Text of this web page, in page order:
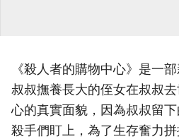
《殺人者的購物中心》是一
叔叔撫養長大的侄女在叔叔
心的真實面貌，因為叔叔留
殺手們盯上，為了生存奮力拼